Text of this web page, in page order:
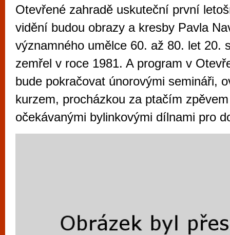
Otevřené zahradě uskuteční první
vidění budou obrazy a kresby Pavla
významného umělce 60. až 80. let 20.
zemřel v roce 1981. A program v
bude pokračovat únorovými semináři,
kurzem, procházkou za ptačím
očekávanými bylinkovými dílnami pro
Brno je
zajímavé
restaurace,
Mimo jiné je ale také místem, kde si
vyzkoušet různé kasinové hry. V
metropoli naleznete širokou nabídku her
po moderní automaty jak pro pravidelné
příležitostné hráče. V...